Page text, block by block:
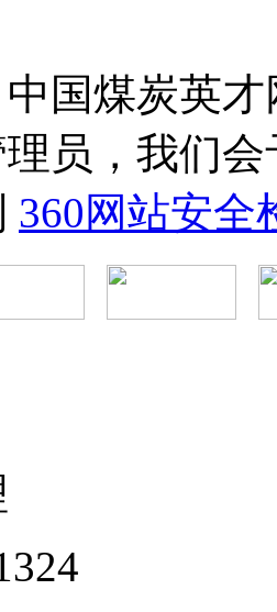
国煤炭英
员，我们
360网站安全